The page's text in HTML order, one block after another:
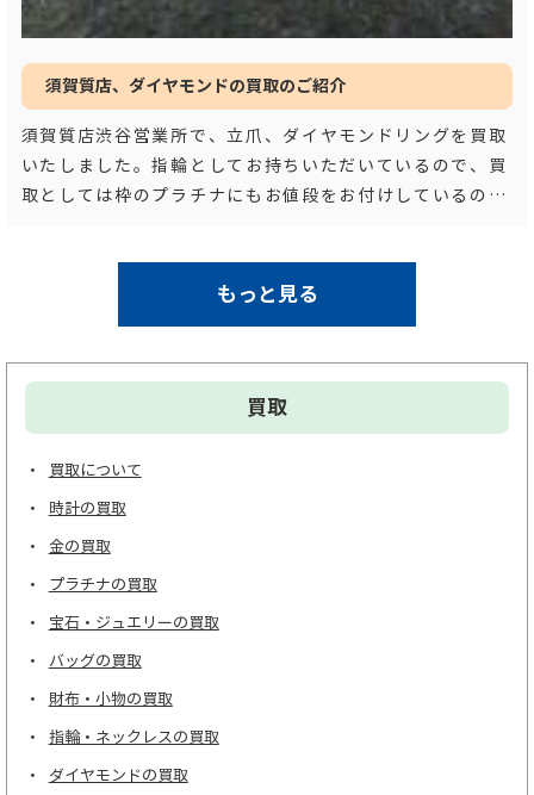
須賀質店、ダイヤモンドの買取のご紹介
須賀質店渋谷営業所で、立爪、ダイヤモンドリングを買取
いたしました。指輪としてお持ちいただいているので、買
取としては枠のプラチナにもお値段をお付けしているので
もっと見る
買取
買取について
時計の買取
金の買取
プラチナの買取
宝石・ジュエリーの買取
バッグの買取
財布・小物の買取
指輪・ネックレスの買取
ダイヤモンドの買取